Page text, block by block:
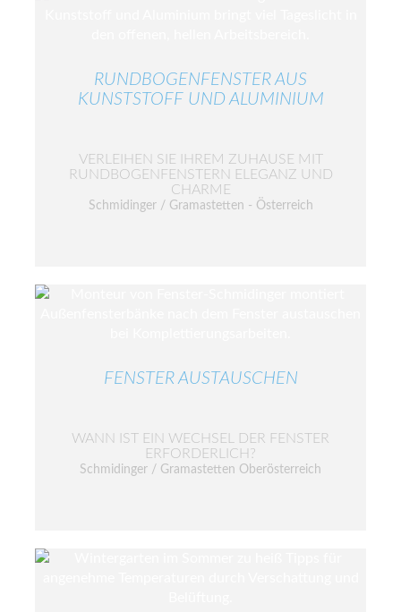
RUNDBOGENFENSTER AUS
KUNSTSTOFF UND ALUMINIUM
VERLEIHEN SIE IHREM ZUHAUSE MIT
RUNDBOGENFENSTERN ELEGANZ UND
CHARME
Schmidinger / Gramastetten - Österreich
FENSTER AUSTAUSCHEN
WANN IST EIN WECHSEL DER FENSTER
ERFORDERLICH?
Schmidinger / Gramastetten Oberösterreich